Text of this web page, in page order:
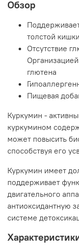
Обзор
толстой
Отсутствие
глютена
Пищевая
Куркумин -
куркумином
может повысить
способствуя его
Куркумин имеет
поддерживает
двигательного
антиоксидантную
системе